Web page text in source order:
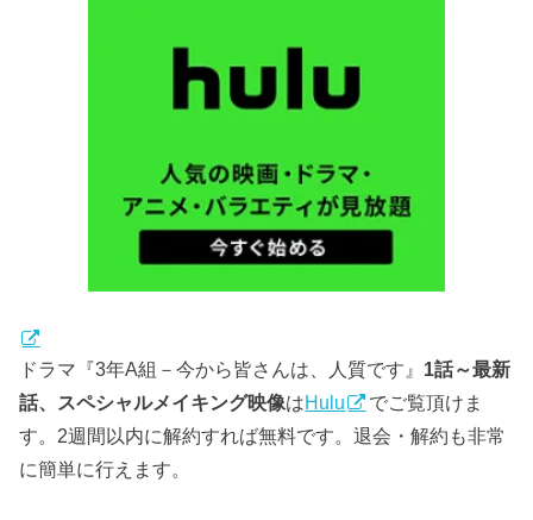
ドラマ『3年A組－今から皆さんは、人質です』 1話～最新
話、スペシャルメイキング映像はHulu
でご覧頂けま
す。 2週間以内に解約すれば無料です。退会・解約も非常
に簡単に行えます。